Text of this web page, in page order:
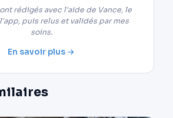
rédigés avec l'aide de Vance, le
puis relus et validés par mes
soins.
En savoir plus →